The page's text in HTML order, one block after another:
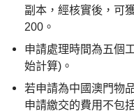
副本，經核實後，可
200。
申請處理時間為五個
始計算)。
若申請為中國澳門物
申請繳交的費用不包